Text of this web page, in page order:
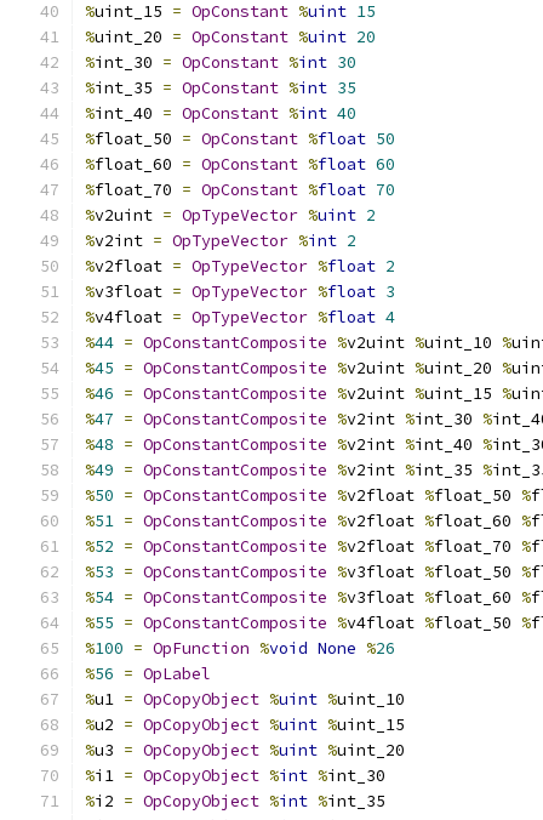
%uint_15 = OpConstant %uint 15
%uint_20 = OpConstant %uint 20
%int_30 = OpConstant %int 30
%int_35 = OpConstant %int 35
%int_40 = OpConstant %int 40
%float_50 = OpConstant %float 50
%float_60 = OpConstant %float 60
%float_70 = OpConstant %float 70
%v2uint = OpTypeVector %uint 2
%v2int = OpTypeVector %int 2
%v2float = OpTypeVector %float 2
%v3float = OpTypeVector %float 3
%v4float = OpTypeVector %float 4
%44 = OpConstantComposite %v2uint %uint_10 %
%45 = OpConstantComposite %v2uint %uint_20 %
%46 = OpConstantComposite %v2uint %uint_15 %
%47 = OpConstantComposite %v2int %int_30 %
%48 = OpConstantComposite %v2int %int_40 %
%49 = OpConstantComposite %v2int %int_35 %
%50 = OpConstantComposite %v2float %float_50 %
%51 = OpConstantComposite %v2float %float_60 %
%52 = OpConstantComposite %v2float %float_70 %
%53 = OpConstantComposite %v3float %float_50 %
%54 = OpConstantComposite %v3float %float_60 %
%55 = OpConstantComposite %v4float %float_50 %
%100 = OpFunction %void None %26
%56 = OpLabel
%u1 = OpCopyObject %uint %uint_10
%u2 = OpCopyObject %uint %uint_15
%u3 = OpCopyObject %uint %uint_20
%i1 = OpCopyObject %int %int_30
%i2 = OpCopyObject %int %int_35